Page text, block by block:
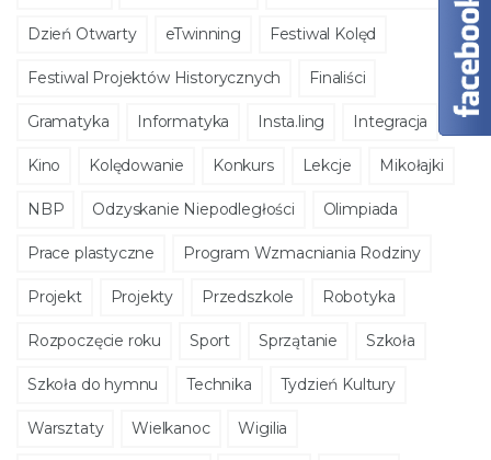
Dzień Otwarty eTwinning Festiwal Kolęd
Festiwal Projektów Historycznych Finaliści
Gramatyka Informatyka Insta.ling Integracja
Kino Kolędowanie Konkurs Lekcje Mikołajki
NBP Odzyskanie Niepodległości Olimpiada
Prace plastyczne Program Wzmacniania Rodziny
Projekt Projekty Przedszkole Robotyka
Rozpoczęcie roku Sport Sprzątanie Szkoła
Szkoła do hymnu Technika Tydzień Kultury
Warsztaty Wielkanoc Wigilia